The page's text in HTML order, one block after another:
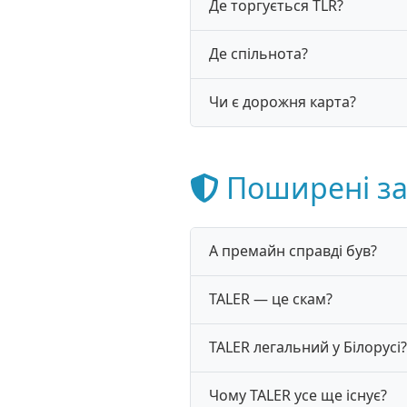
Де торгується TLR?
Де спільнота?
Чи є дорожня карта?
Поширені
А премайн справді був?
TALER — це скам?
TALER легальний у Білорусі?
Чому TALER усе ще існує?